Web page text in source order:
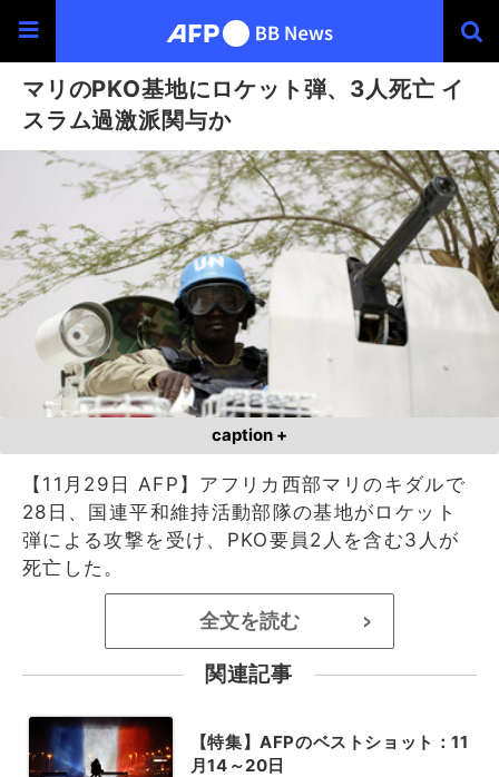
マリのPKO基地にロケット弾、3人死亡 イ
スラム過激派関与か
caption +
【11月29日 AFP】アフリカ西部マリのキダルで
28日、国連平和維持活動部隊の基地がロケット
弾による攻撃を受け、PKO要員2人を含む3人が
死亡した。
全文を読む >
関連記事
【特集】AFPのベストショット：11
月14～20日